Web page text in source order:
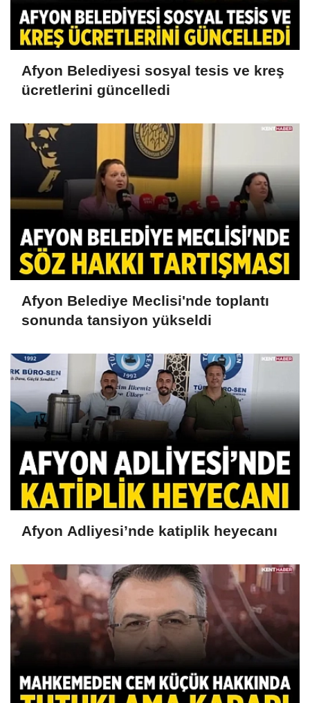
Afyon Belediyesi sosyal tesis ve kreş
ücretlerini güncelledi
Afyon Belediye Meclisi'nde toplantı
sonunda tansiyon yükseldi
Afyon Adliyesi’nde katiplik heyecanı